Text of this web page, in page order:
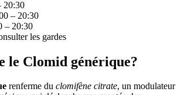
20:30
– 20:30
– 20:30
les gardes
le Clomid générique?
renferme du clomifène citrate, un modulateur